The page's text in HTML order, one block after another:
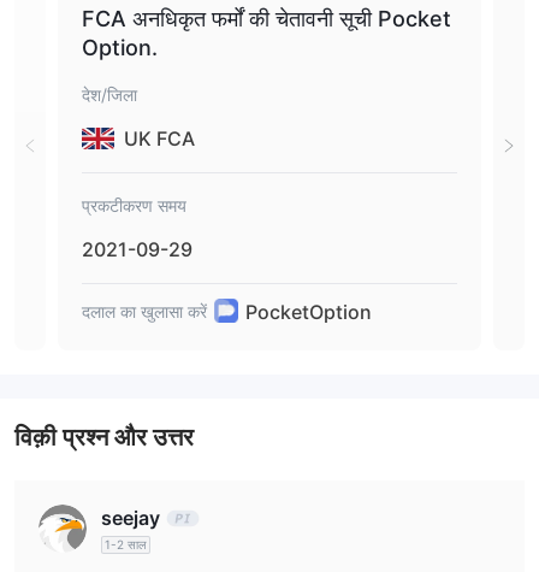
FCA अनधिकृत फर्मों की चेतावनी सूची Pocket
Option.
देश/जिला
UK FCA
प्रकटीकरण समय
2021-09-29
दलाल का खुलासा करें PocketOption
विक़ी प्रश्न और उत्तर
seejay
1-2 साल